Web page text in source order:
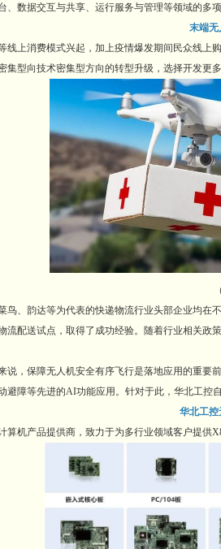
、数据交互与共享、运行服务与管理等领域的
末端无
上消费模式兴起，加上疫情爆发期间民众线上
集型向技术密集型方向的转型升级，选择开发更
、韵达等为代表的快递物流行业头部企业均在
流配送试点，取得了成功经验。随着行业相关
，保障无人机安全有序飞行是落地应用的重要
避障等先进的AI功能应用。针对于此，华北工控
华北工控
机产品提供商，致力于为多行业领域客户提供